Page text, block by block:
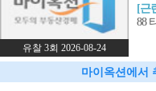
유찰 3회 2026-08-24
[근
88
마이옥션에서